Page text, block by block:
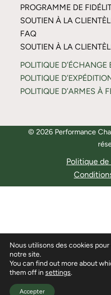
PROGRAMME DE
SOUTIEN À LA
FAQ
SOUTIEN À LA
POLITIQUE
POLITIQUE
POLITIQUE D’ARMES À
© 2026 Performance
Politique
Nous utilisons des cookies
notre site.
You can find out more about
them off in settings.
Accepter